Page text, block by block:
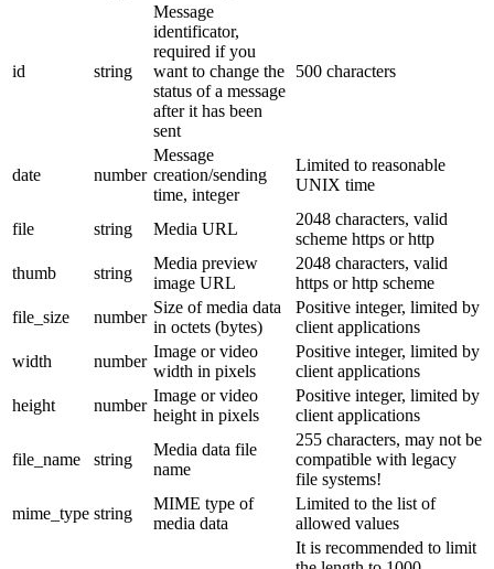
id string
Message
identificator,
required if you
want to change the
status of a message
after it has been
sent
500 characters
date number
Message
creation/sending
time, integer
Limited to reasonable
UNIX time
file string Media URL
2048 characters, valid
scheme https or http
thumb
string
Media preview
image URL
2048 characters, valid
https or http scheme
file_size
number
Size of media data
in octets (bytes)
Positive integer, limited by
client applications
width
number
Image or video
width in pixels
Positive integer, limited by
client applications
height
number
Image or video
height in pixels
Positive integer, limited by
client applications
file_name string
Media data file
name
255 characters, may not be
compatible with legacy
file systems!
mime_type string
MIME type of
media data
Limited to the list of
allowed values
It is recommended to limit